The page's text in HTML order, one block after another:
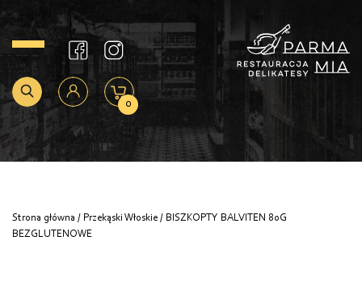
0
Strona główna / Przekąski Włoskie / BISZKOPTY BALVITEN 80G
BEZGLUTENOWE